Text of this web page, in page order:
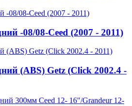
-08/08-Ceed (2007 - 2011)
(ABS) Getz (Click 2002.4 -